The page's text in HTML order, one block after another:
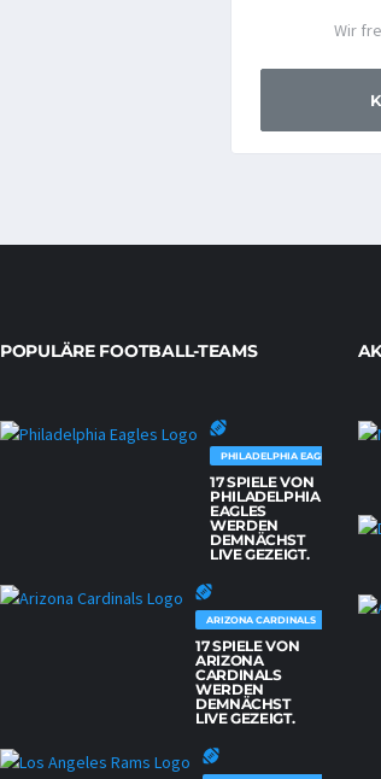
Wir
POPULÄRE FOOTBALL-TEAMS
PHILADELPHIA EAGLES
17 SPIELE VON
PHILADELPHIA
EAGLES
WERDEN
DEMNÄCHST
LIVE GEZEIGT.
ARIZONA CARDINALS
17 SPIELE VON
ARIZONA
CARDINALS
WERDEN
DEMNÄCHST
LIVE GEZEIGT.